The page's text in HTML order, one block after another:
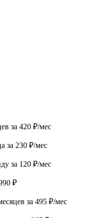
за 420 ₽/мес
за 230 ₽/мес
за 120 ₽/мес
₽
за 495 ₽/мес